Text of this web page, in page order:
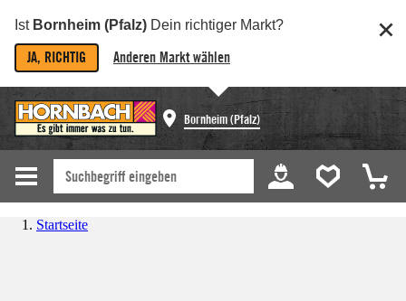
Ist Bornheim (Pfalz) Dein richtiger Markt?
JA, RICHTIG Anderen Markt wählen
Bornheim (Pfalz)
Startseite